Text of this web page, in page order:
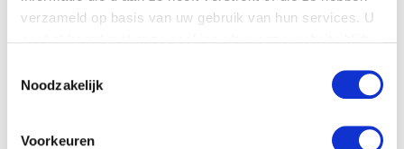
verzameld op basis van uw gebruik van hun services. U
Noodzakelijk
Voorkeuren